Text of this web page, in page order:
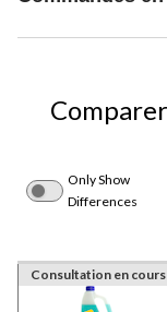
Only Show
Differences
Consultation en cours